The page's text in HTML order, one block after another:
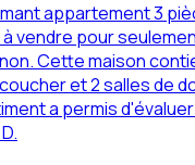
appartement 3
vendre pour
Cette maison
et 2 salles de
a permis d'évaluer